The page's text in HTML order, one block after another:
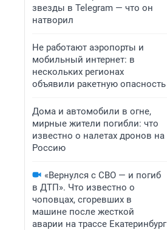
звезды в Telegram — что он
натворил
Не работают аэропорты и
мобильный интернет: в
нескольких регионах
объявили ракетную опасность
Дома и автомобили в огне,
мирные жители погибли: что
известно о налетах дронов на
Россию
«Вернулся с СВО — и погиб
в ДТП». Что известно о
чоповцах, сгоревших в
машине после жесткой
аварии на трассе Екатеринбург